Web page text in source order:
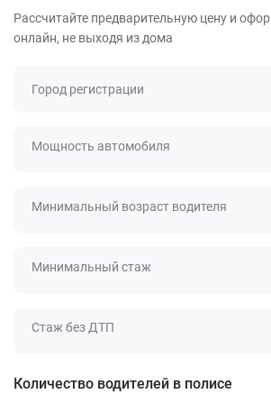
Рассчитайте предварительную цену и
онлайн, не выходя из дома
Город регистрации
Мощность автомобиля
Минимальный возраст водителя
Минимальный стаж
Стаж без ДТП
Количество водителей в полисе